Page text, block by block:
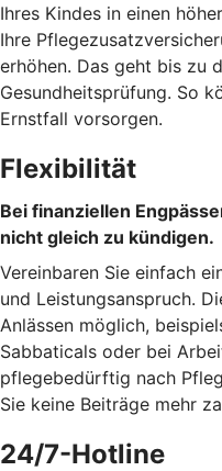
Ihres Kindes in einen
Ihre
erhöhen. Das geht bis zu
Gesundheitsprüfung. So
Ernstfall vorsorgen.
Flexibilität
Bei finanziellen
nicht gleich zu kündigen.
Vereinbaren Sie einfach
und Leistungsanspruch.
Anlässen möglich,
Sabbaticals oder bei
pflegebedürftig nach
Sie keine Beiträge mehr
24/7-Hotline